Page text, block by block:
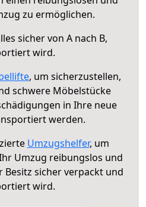
zu ermöglichen.
sicher von A nach B,
wird.
, um sicherzustellen,
schwere Möbelstücke
in Ihre neue
werden.
Umzugshelfer, um
Umzug reibungslos und
sicher verpackt und
wird.